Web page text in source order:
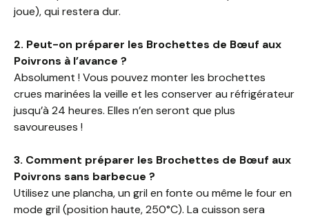
joue), qui restera dur.
2. Peut-on préparer les Brochettes de Bœuf aux
Poivrons à l’avance ?
Absolument ! Vous pouvez monter les brochettes
crues marinées la veille et les conserver au réfrigérateur
jusqu’à 24 heures. Elles n’en seront que plus
savoureuses !
3. Comment préparer les Brochettes de Bœuf aux
Poivrons sans barbecue ?
Utilisez une plancha, un gril en fonte ou même le four en
mode gril (position haute, 250°C). La cuisson sera